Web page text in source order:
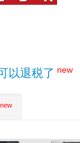
以退税了 new
new